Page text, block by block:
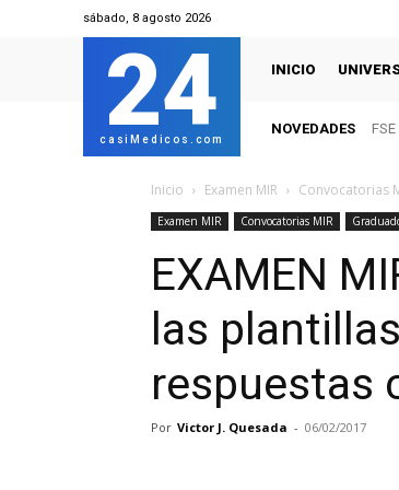
sábado, 8 agosto 2026
24
casiMedicos.com
INICIO
NOVEDADES
Inicio Examen MIR Convocatorias
Examen MIR Convocatorias MIR
EXAMEN
las
respuestas
Por Victor J. Quesada - 06/02/2017